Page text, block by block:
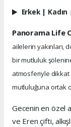
Erkek | Kadın
Panorama Life
ailelerin yakınları,
bir mutluluk
atmosferiyle
mutluluğuna ortak
Gecenin en özel
ve Eren çifti,